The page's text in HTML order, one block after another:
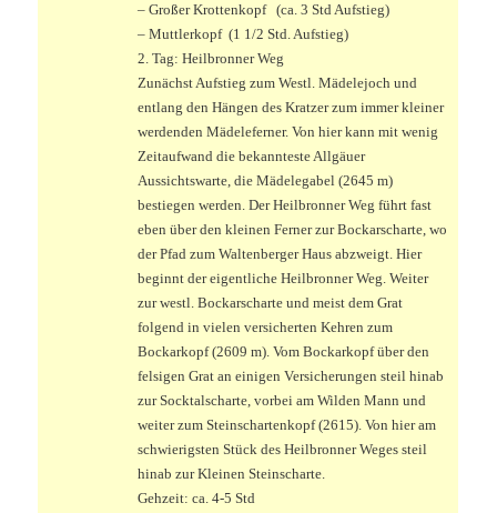
– Großer Krottenkopf (ca. 3 Std Aufstieg)
– Muttlerkopf (1 1/2 Std. Aufstieg)
2. Tag: Heilbronner Weg
Zunächst Aufstieg zum Westl. Mädelejoch und
entlang den Hängen des Kratzer zum immer kleiner
werdenden Mädeleferner. Von hier kann mit wenig
Zeitaufwand die bekannteste Allgäuer
Aussichtswarte, die Mädelegabel (2645 m)
bestiegen werden. Der Heilbronner Weg führt fast
eben über den kleinen Ferner zur Bockarscharte, wo
der Pfad zum Waltenberger Haus abzweigt. Hier
beginnt der eigentliche Heilbronner Weg. Weiter
zur westl. Bockarscharte und meist dem Grat
folgend in vielen versicherten Kehren zum
Bockarkopf (2609 m). Vom Bockarkopf über den
felsigen Grat an einigen Versicherungen steil hinab
zur Socktalscharte, vorbei am Wilden Mann und
weiter zum Steinschartenkopf (2615). Von hier am
schwierigsten Stück des Heilbronner Weges steil
hinab zur Kleinen Steinscharte.
Gehzeit: ca. 4-5 Std